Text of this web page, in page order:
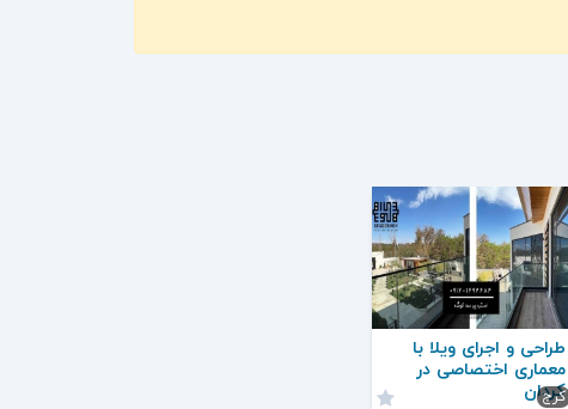
طراحی و اجرای ویلا با
معماری اختصاصی در
کردان
کرج